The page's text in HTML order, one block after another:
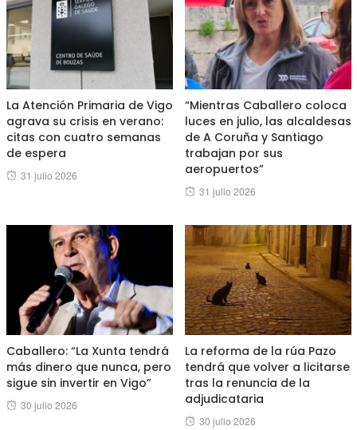
La Atención Primaria de Vigo
agrava su crisis en verano:
citas con cuatro semanas
de espera
Posted
31 julio 2026
“Mientras Caballero coloca
luces en julio, las alcaldesas
de A Coruña y Santiago
trabajan por sus
aeropuertos”
Posted
31 julio 2026
Caballero: “La Xunta tendrá
más dinero que nunca, pero
sigue sin invertir en Vigo”
Posted
30 julio 2026
La reforma de la rúa Pazo
tendrá que volver a licitarse
tras la renuncia de la
adjudicataria
Posted
30 julio 2026